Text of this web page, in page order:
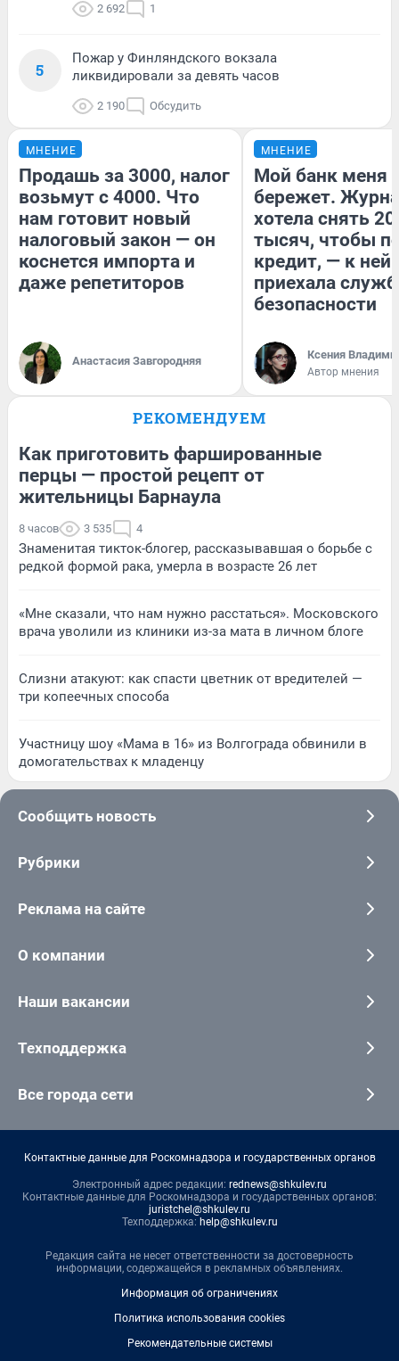
2 692 1
5
Пожар у Финляндского вокзала
ликвидировали за девять часов
2 190 Обсудить
МНЕНИЕ
Продашь за 3000, налог
возьмут с 4000. Что
нам готовит новый
налоговый закон — он
коснется импорта и
даже репетиторов
Анастасия Завгородняя
МНЕНИЕ
Мой банк меня
бережет.
хотела снять
тысяч, чтобы
кредит, — к
приехала
безопасности
Ксения
Автор мнения
РЕКОМЕНДУЕМ
Как приготовить фаршированные
перцы — простой рецепт от
жительницы Барнаула
8 часов 3 535 4
Знаменитая тикток-блогер, рассказывавшая о борьбе с
редкой формой рака, умерла в возрасте 26 лет
«Мне сказали, что нам нужно расстаться». Московского
врача уволили из клиники из-за мата в личном блоге
Слизни атакуют: как спасти цветник от вредителей —
три копеечных способа
Участницу шоу «Мама в 16» из Волгограда обвинили в
домогательствах к младенцу
Сообщить новость
Рубрики
Реклама на сайте
О компании
Наши вакансии
Техподдержка
Все города сети
Контактные данные для Роскомнадзора и государственных органов
Электронный адрес редакции: rednews@shkulev.ru
Контактные данные для Роскомнадзора и государственных органов:
juristchel@shkulev.ru
Техподдержка: help@shkulev.ru
Редакция сайта не несет ответственности за достоверность
информации, содержащейся в рекламных объявлениях.
Информация об ограничениях
Политика использования cookies
Рекомендательные системы